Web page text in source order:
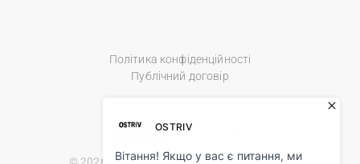
Політика конфіденційності
Публічний договір